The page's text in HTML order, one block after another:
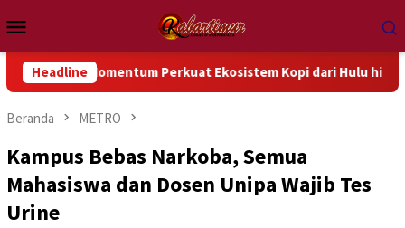
ke
kontenMobile
HeadlinePerkuat Ekosistem Kopi dari Hulu hingga Hilir
Beranda METRO
Kampus Bebas Narkoba, Semua
Mahasiswa dan Dosen Unipa Wajib Tes
Urine